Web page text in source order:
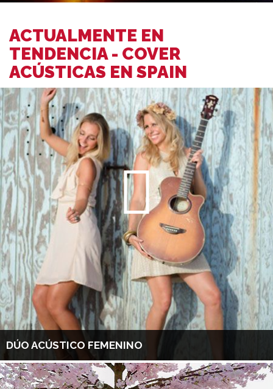
ACTUALMENTE EN
TENDENCIA - COVER
ACÚSTICAS EN SPAIN
DÚO ACÚSTICO FEMENINO